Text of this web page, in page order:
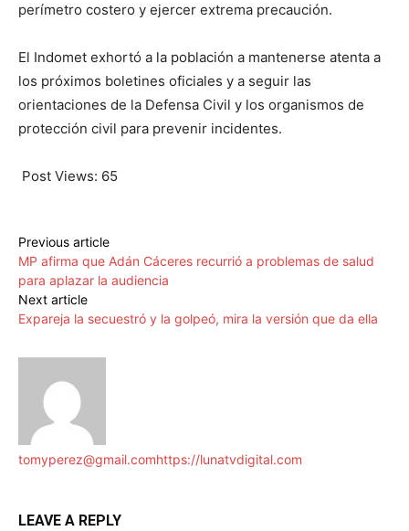
perímetro costero y ejercer extrema precaución.
El Indomet exhortó a la población a mantenerse atenta a
los próximos boletines oficiales y a seguir las
orientaciones de la Defensa Civil y los organismos de
protección civil para prevenir incidentes.
Post Views: 65
Previous article
MP afirma que Adán Cáceres recurrió a problemas de salud
para aplazar la audiencia
Next article
Expareja la secuestró y la golpeó, mira la versión que da ella
tomyperez@gmail.comhttps://lunatvdigital.com
LEAVE A REPLY